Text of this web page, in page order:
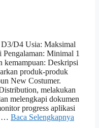
D4 Usia: Maksimal
Minimal 1
kemampuan: Deskripsi
produk-produk
New Costumer.
melakukan
melengkapi dokumen
progress aplikasi
… Baca Selengkapnya